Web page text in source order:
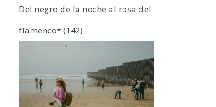
Del negro de la noche al rosa del
flamenco* (142)